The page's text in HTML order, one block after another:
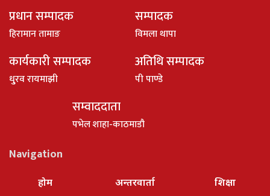
प्रधान सम्पादक
हिरामान तामाङ
सम्पादक
विमला थापा
कार्यकारी सम्पादक
धु्रव रायमाझी
अतिथि सम्पादक
पी पाण्डे
सम्वाददाता
पभेल शाहा-काठमाडौ
Navigation
होम
अन्तरवार्ता
शिक्षा